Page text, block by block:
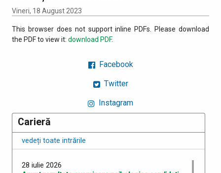
Vineri, 18 August 2023
This browser does not support inline PDFs. Please download
the PDF to view it: download PDF.
Facebook
Twitter
Instagram
Carieră
vedeți toate intrările
28 iulie 2026